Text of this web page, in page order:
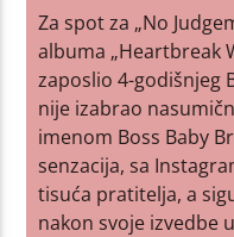
Za spot za „No
albuma „Heartbreak
zaposlio 4-godišnjeg
nije izabrao
imenom Boss Baby
senzacija, sa
tisuća pratitelja, a
nakon svoje izvedbe